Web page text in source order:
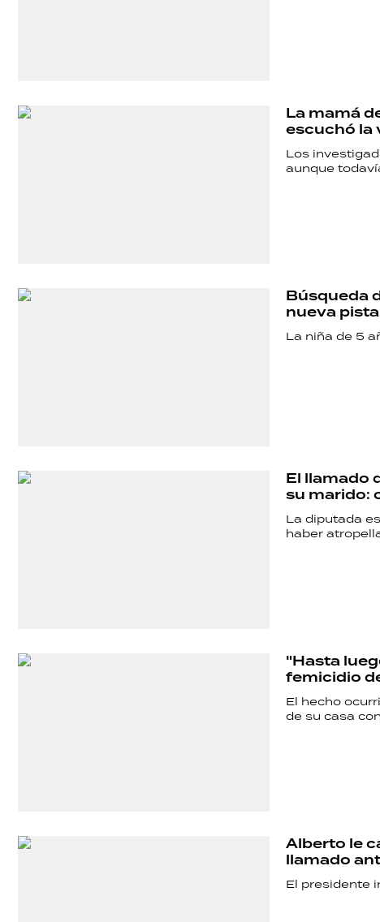
La mamá
escuchó la
Los
aunque
Búsqueda
nueva
La niña de 5
El llamado
su marido:
La diputada
haber
"Hasta
femicidio
El hecho
de su casa
Alberto le
llamado
El presidente
POLÍTICA
ACTUALIDAD
ECONOMÍA